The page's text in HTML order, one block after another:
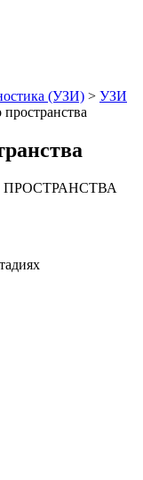
(УЗИ) > УЗИ